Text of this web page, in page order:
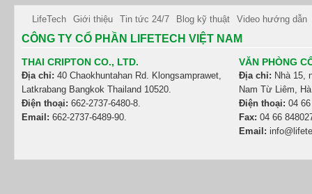
LifeTech Giới thiệu Tin tức 24/7 Blog kỹ thuật Video hướng dẫn
CÔNG TY CỔ PHẦN LIFETECH VIỆT NAM
THAI CRIPTON CO., LTD.
Địa chỉ: 40 Chaokhuntahan Rd. Klongsamprawet,
Latkrabang Bangkok Thailand 10520.
Điện thoại: 662-2737-6480-8.
Email: 662-2737-6489-90.
VĂN PHÒNG
Địa chỉ: Nhà 15,
Nam Từ Liêm,
Điện thoại: 04
Fax: 04 66
Email: